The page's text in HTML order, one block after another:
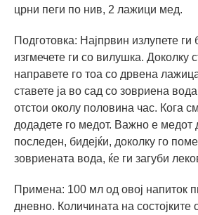
црни пеги по нив, 2 лажици мед.
Подготовка: Најпрвин излупете ги
изгмечете ги со вилушка. Доколку
направете го тоа со дрвена
ставете ја во сад со зовриена
отстои околу половина час. Кога
додадете го медот. Важно е медот
последен, бидејќи, доколку го
зовриената вода, ќе ги загуби
Примена: 100 мл од овој напиток
дневно. Количината на состојките